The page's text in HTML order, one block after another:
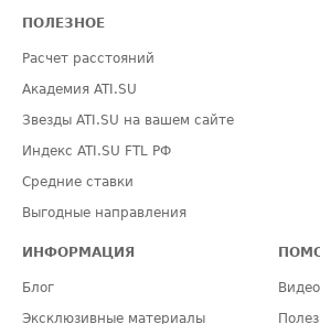
ПОЛЕЗНОЕ
Расчет расстояний
Академия ATI.SU
Звезды ATI.SU на вашем сайте
Индекс ATI.SU FTL РФ
Средние ставки
Выгодные направления
ИНФОРМАЦИЯ
Блог
Эксклюзивные материалы